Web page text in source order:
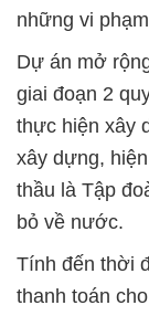
những vi
Dự án mở
giai đoạn 2
thực hiện xây
xây dựng,
thầu là Tập
bỏ về nước.
Tính đến thời
thanh toán